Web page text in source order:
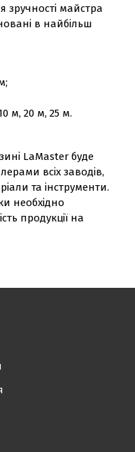
зручності майстра
в найбільш
м, 20 м, 25 м.
LaMaster буде
всіх заводів,
та інструменти.
необхідно
продукції на